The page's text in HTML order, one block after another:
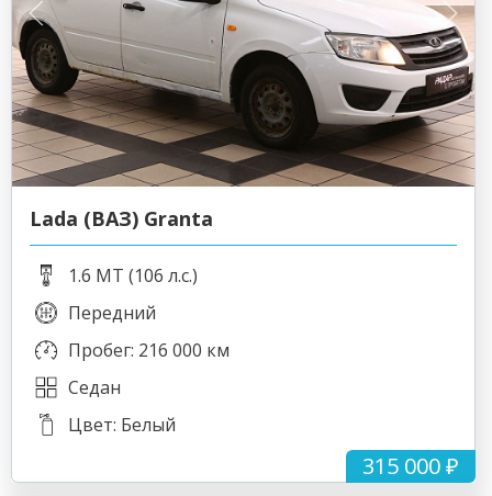
315 000 ₽
Lada (ВАЗ) Granta
1.6 MT (106 л.с.)
Передний
Пробег: 216 000 км
Седан
Цвет: Белый